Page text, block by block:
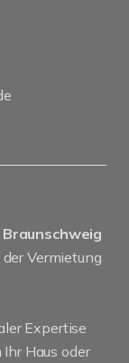
Vermietung
Expertise
Haus oder